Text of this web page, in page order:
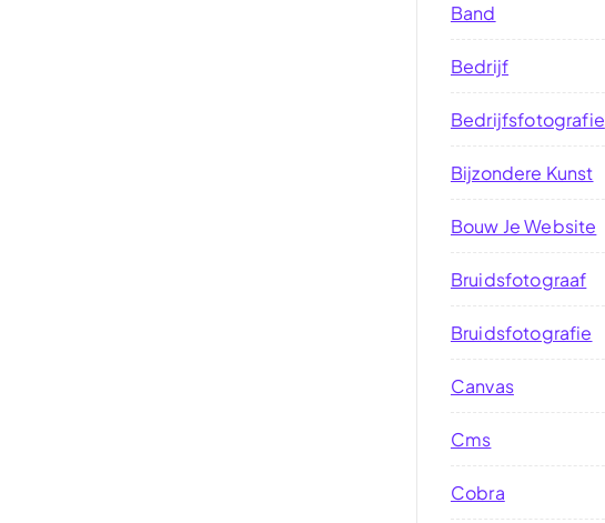
Band
Bedrijf
Bedrijfsfotografie
Bijzondere Kunst
Bouw Je Website
Bruidsfotograaf
Bruidsfotografie
Canvas
Cms
Cobra